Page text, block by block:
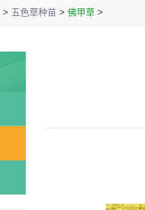
> 五色草种苗 > 佛甲草 >